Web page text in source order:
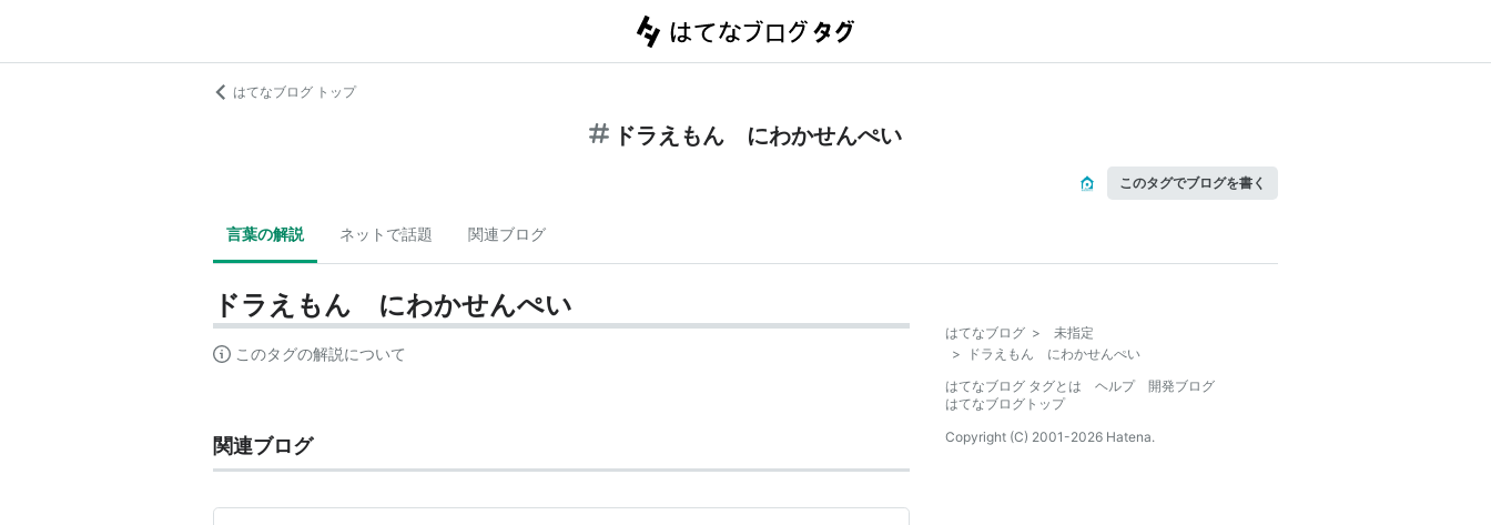
はてなブログ トップ
ドラえもん にわかせんぺい
このタグでブログを書く
言葉の解説 ネットで話題 関連ブログ
ドラえもん にわかせんぺい
このタグの解説について
関連ブログ
はてなブログ >
未指定
>
ドラえもん にわかせんぺい
はてなブログ タグとは
ヘルプ
開発ブログ
はてなブログトップ
Copyright (C) 2001-2026 Hatena.